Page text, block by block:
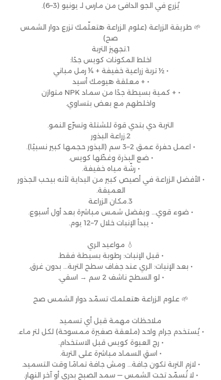
يُزرع في الجو الدافئ من مارس لـ يونيو (3–6).
🌱 طريقة الزراعة (علوم الزراعة هتعلّمك تزرع دوار الشمس
صح)
1.تجهيز التربة
اخلط المكونات كويس جدًا:
• ½ تربة زراعية خفيفة + ¼ رمل مباني
• + معلقة هيومك أسيد
• + كمية بسيطة جدًا من سماد NPK متوازن
واخلطهم مع بعض بتساوي.
التربة دي بتدي قوة للشتلة وتسرّع النمو.
2.زراعة البذور
• اعمل حفرة عمق 2–3 سم (البذور حجمها كبير نسبيًا).
• ضع البذرة وغطّها كويس.
• رشّة مياه خفيفة.
• الأفضل الزراعة في أصيص كبير من البداية لأنه بيحب الجذور
العميقة.
3.مكان الزراعة
• ضوء قوي… ويفضل شمس مباشرة بعد أول أسبوع.
• يبدأ الإنبات خلال 7–12 يوم.
💧 مواعيد الري
• قبل الإنبات: رطوبة بسيطة فقط.
• بعد الإنبات: الري عند جفاف سطح التربة… بدون غرق.
• لو السطح ناشف 2 سم → اسقي.
🌱 علوم الزراعة هتعلمك تسمّد دوار الشمس صح
ملاحظات مهمة قبل أي تسميد
• يُستخدم جرام واحد (ملعقة صغيرة ممسوحة) لكل لتر ماء.
• رج العبوة كويس قبل الاستخدام.
• اسقِ السماد مباشرة على التربة.
• لازم التربة تكون جافة… ومش جافة تمامًا وقت التسميد.
• لا تُسمّد تحت الشمس — سمد الصبح بدري أو آخر النهار.